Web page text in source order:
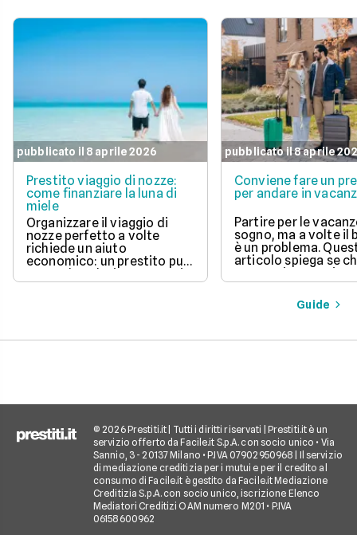
pubblicato il 8 aprile 2026
Prestito viaggio di nozze:
come finanziare la luna di
miele
Organizzare il viaggio di
nozze perfetto a volte
richiede un aiuto
economico: un prestito può
come funziona, quali tipi ci
pubblicato il 8 aprile
Conviene fare un
per andare in
Partire per le
sogno, ma a volte il
è un problema.
articolo spiega se
una buona idea,
vantaggi come la
di partire subito e
pagare. Scopri
Guide
© 2026 Prestiti.it | Tutti i diritti riservati | Prestiti.it è un
servizio offerto da Facile.it S.p.A. con socio unico • Via
Sannio, 3 - 20137 Milano • P.IVA 07902950968 | Il servizio
di mediazione creditizia per i mutui e per il credito al
consumo di Facile.it è gestito da Facile.it Mediazione
Creditizia S.p.A. con socio unico, iscrizione Elenco
Mediatori Creditizi OAM numero M201 • P.IVA
06158600962